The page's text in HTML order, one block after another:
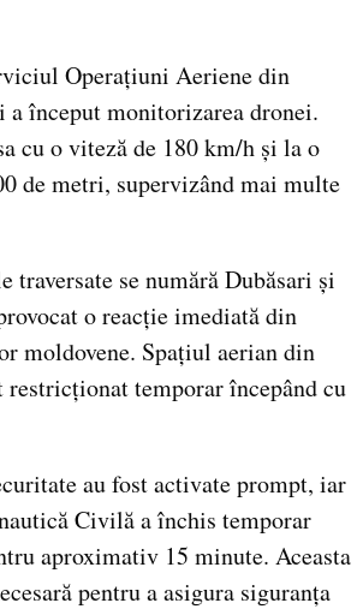
Operațiuni Aeriene din
început monitorizarea dronei.
cu o viteză de 180 km/h și la o
de metri, supervizând mai multe
se numără Dubăsari și
o reacție imediată din
moldovene. Spațiul aerian din
temporar începând cu
au fost activate prompt, iar
Civilă a închis temporar
aproximativ 15 minute. Aceasta
pentru a asigura siguranța